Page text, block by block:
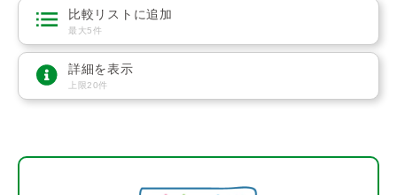
比較リストに追加
最大5件
詳細を表示
上限20件